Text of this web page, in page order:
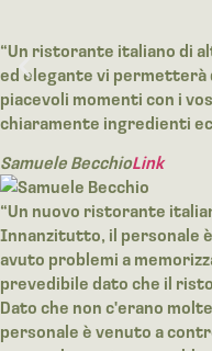
“Un ristorante italiano di
ed elegante vi
piacevoli momenti con i
chiaramente ingredienti
Samuele BecchioLink
“Un nuovo ristorante
Innanzitutto, il personale
avuto problemi a
prevedibile dato che il
Dato che non c'erano
personale è venuto a